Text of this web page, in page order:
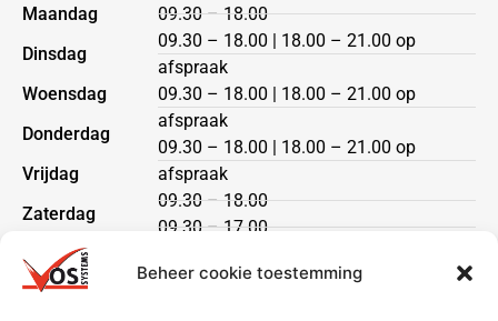
Beheer cookie toestemming
Maandag
Dinsdag
Woensdag
Donderdag
Vrijdag
Zaterdag
Zondag
09.30 – 18.00
09.30 – 18.00 | 18.00 – 21.00 op
afspraak
09.30 – 18.00 | 18.00 – 21.00 op
afspraak
09.30 – 18.00 | 18.00 – 21.00 op
afspraak
09.30 – 18.00
09.30 – 17.00